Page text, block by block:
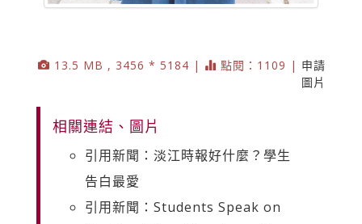
13.5 MB , 3456 * 5184 | 點閱：1109 | 申請
圖片
相關連結、圖片
引用新聞：淡江時報好什麼？學生
告白最愛
引用新聞：Students Speak on